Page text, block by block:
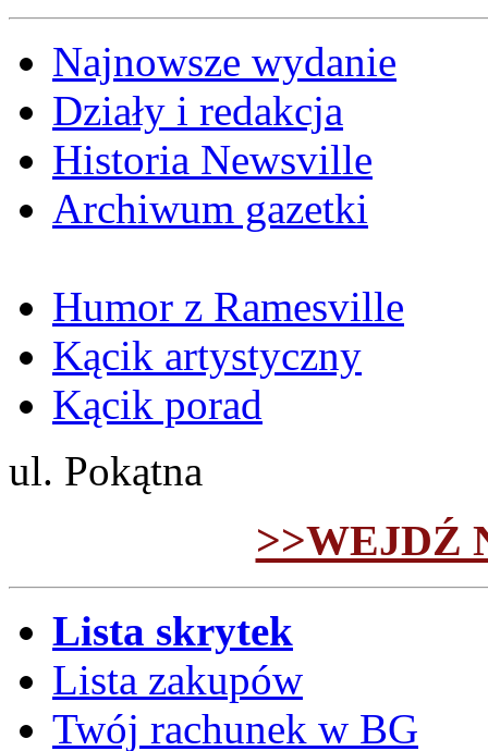
Najnowsze wydanie
Działy i redakcja
Historia Newsville
Archiwum gazetki
Humor z Ramesville
Kącik artystyczny
Kącik porad
ul. Pokątna
>>WEJDŹ
Lista skrytek
Lista zakupów
Twój rachunek w BG